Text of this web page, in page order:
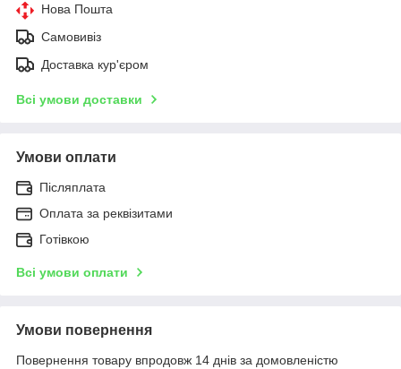
Нова Пошта
Самовивіз
Доставка кур'єром
Всі умови доставки
Умови оплати
Післяплата
Оплата за реквізитами
Готівкою
Всі умови оплати
Умови повернення
Повернення товару впродовж 14 днів за домовленістю